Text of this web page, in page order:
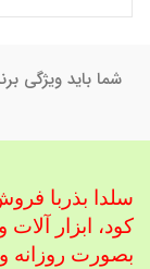
شما باید ویژگی
سلدا بذربا
کود، ابزار
بصورت روزانه